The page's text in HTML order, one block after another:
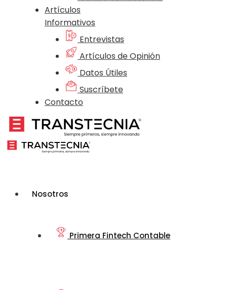
Artículos
Informativos
Entrevistas
Artículos de Opinión
Datos Útiles
Suscríbete
Contacto
Nosotros
Primera Fintech Contable